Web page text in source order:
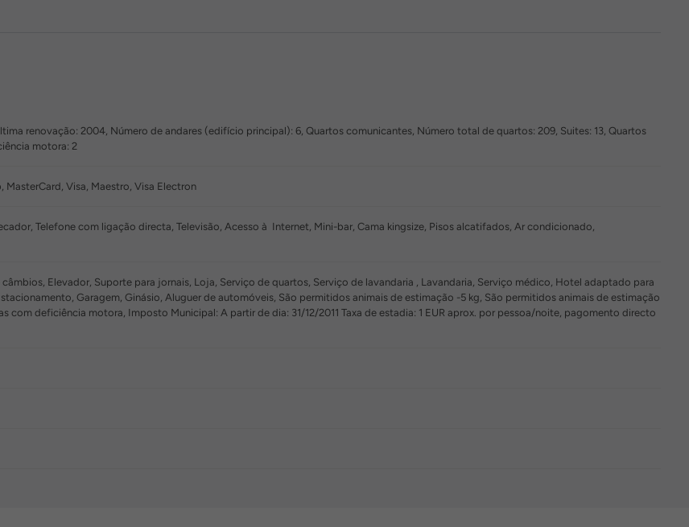
renovação: 2004, Número de andares (edifício principal): 6, Quartos comunicantes, Número total de quartos: 209, Suites: 13, Quartos
motora: 2
MasterCard, Visa, Maestro, Visa Electron
Telefone com ligação directa, Televisão, Acesso à Internet, Mini-bar, Cama kingsize, Pisos alcatifados, Ar condicionado,
Elevador, Suporte para jornais, Loja, Serviço de quartos, Serviço de lavandaria , Lavandaria, Serviço médico, Hotel adaptado para
Garagem, Ginásio, Aluguer de automóveis, São permitidos animais de estimação -5 kg, São permitidos animais de estimação
com deficiência motora, Imposto Municipal: A partir de dia: 31/12/2011 Taxa de estadia: 1 EUR aprox. por pessoa/noite, pagomento directo